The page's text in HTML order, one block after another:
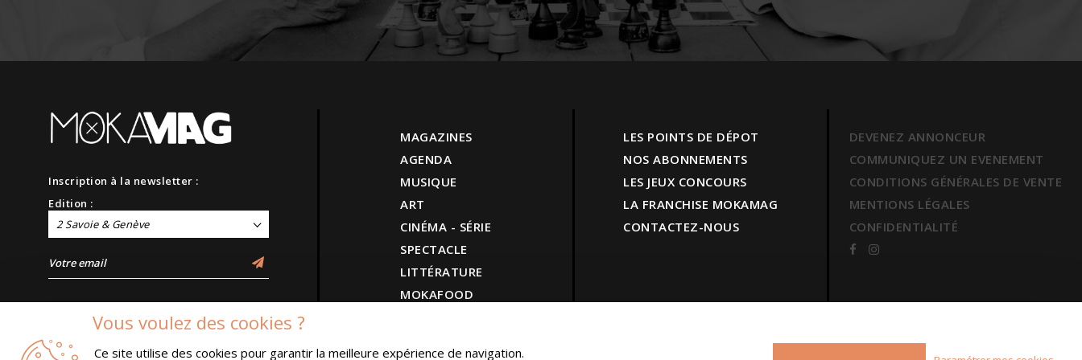
Inscription à la newsletter :
Edition :
2 Savoie & Genève
MAGAZINES
AGENDA
MUSIQUE
ART
CINÉMA - SÉRIE
SPECTACLE
LITTÉRATURE
MOKAFOOD
LES POINTS DE DÉPOT
NOS ABONNEMENTS
LES JEUX CONCOURS
LA FRANCHISE MOKAMAG
CONTACTEZ-NOUS
DEVENEZ ANNONCEUR
COMMUNIQUEZ UN EVENEMENT
CONDITIONS GÉNÉRALES DE VENTE
MENTIONS LÉGALES
CONFIDENTIALITÉ
Vous voulez des cookies ?
Ce site utilise des cookies pour garantir la meilleure expérience de navigation.